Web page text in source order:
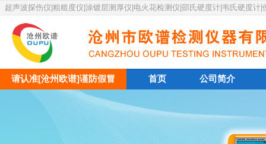
超声波探伤仪|粗糙度仪|涂镀层测厚仪|电火花检测仪|邵氏硬度计|韦氏硬度计|
请认准[沧州欧谱]谨防假冒 首页 公司简介